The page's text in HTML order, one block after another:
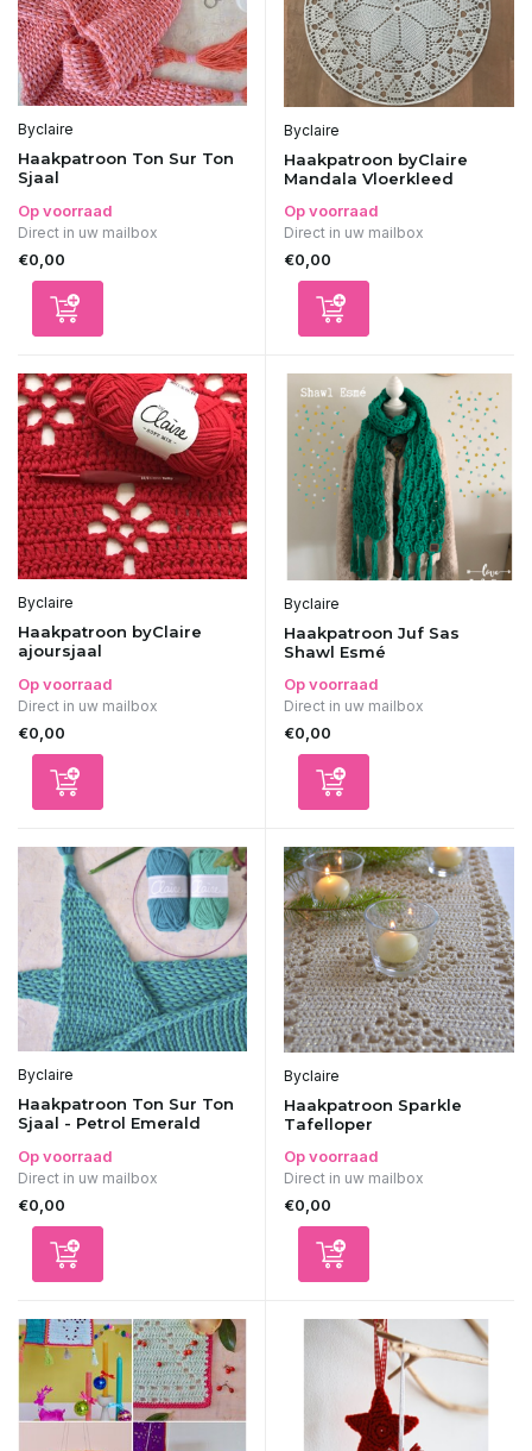
Byclaire
Haakpatroon Ton Sur Ton
Sjaal
Op voorraad
Direct in uw mailbox
€0,00
Byclaire
Haakpatroon byClaire
Mandala Vloerkleed
Op voorraad
Direct in uw mailbox
€0,00
Byclaire
Haakpatroon byClaire
ajoursjaal
Op voorraad
Direct in uw mailbox
€0,00
Byclaire
Haakpatroon Juf Sas
Shawl Esmé
Op voorraad
Direct in uw mailbox
€0,00
Byclaire
Haakpatroon Ton Sur Ton
Sjaal - Petrol Emerald
Op voorraad
Direct in uw mailbox
€0,00
Byclaire
Haakpatroon Sparkle
Tafelloper
Op voorraad
Direct in uw mailbox
€0,00